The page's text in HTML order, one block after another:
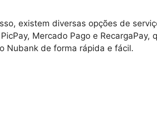
existem diversas opções de
Mercado Pago e
Nubank de forma rápida e fácil.